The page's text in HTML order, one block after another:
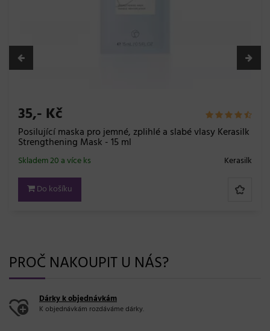
35,- Kč
Posilující maska pro jemné, zplihlé a slabé vlasy Kerasilk
Strengthening Mask - 15 ml
Kerasilk
Skladem 20 a více ks
Do košíku
PROČ NAKOUPIT U NÁS?
Dárky k objednávkám
K objednávkám rozdáváme dárky.